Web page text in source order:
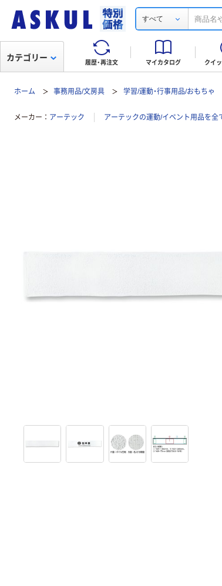
すべて
履歴・再注文 マイカタログ クイ
カテゴリー
ホーム 事務用品/文房具 学習/運動・行事用品/おもちゃ
メーカー アーテック アーテックの運動/イベント用品を全